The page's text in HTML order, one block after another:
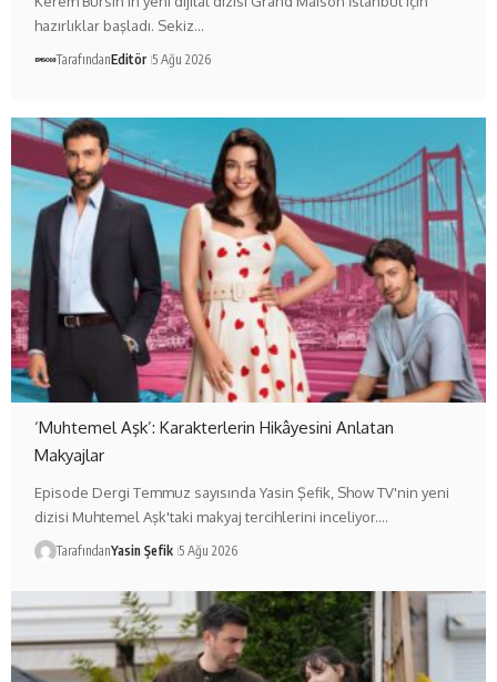
hazırlıklar başladı. Sekiz…
TarafındanEditör 5 Ağu 2026
‘Muhtemel Aşk’: Karakterlerin Hikâyesini Anlatan
Makyajlar
Episode Dergi Temmuz sayısında Yasin Şefik, Show TV'nin yeni
dizisi Muhtemel Aşk'taki makyaj tercihlerini inceliyor.…
TarafındanYasin Şefik 5 Ağu 2026